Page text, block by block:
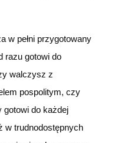
w pełni przygotowany
razu gotowi do
walczysz z
pospolitym, czy
gotowi do każdej
w trudnodostępnych